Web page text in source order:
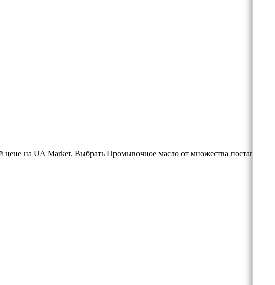
на UA Market. Выбрать Промывочное масло от множества поставщиков.